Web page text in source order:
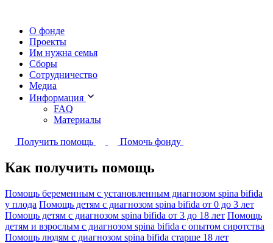
О фонде
Проекты
Им нужна семья
Сборы
Сотрудничество
Медиа
Информация
FAQ
Материалы
Получить помощь Помочь фонду
Как получить помощь
Помощь беременным с установленным диагнозом spina bifida
у плода Помощь детям с диагнозом spina bifida от 0 до 3 лет
Помощь детям c диагнозом spina bifida от 3 до 18 лет Помощь
детям и взрослым с диагнозом spina bifida с опытом сиротства
Помощь людям с диагнозом spina bifida старше 18 лет